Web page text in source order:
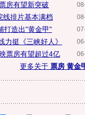
房有望新突破
线排片基本满档
打造出"黄金甲"
力挺《三峡好人》
票房有望超过4亿
更多关于 票房 黄金